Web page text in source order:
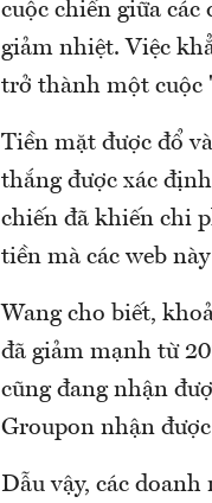
cuộc chiến giữa
giảm nhiệt. Việc
trở thành một cuộc
Tiền mặt được đổ
thắng được xác
chiến đã khiến chi
tiền mà các web
Wang cho biết,
đã giảm mạnh từ
cũng đang nhận
Groupon nhận
Dẫu vậy, các